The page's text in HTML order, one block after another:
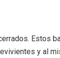
Estos
y al